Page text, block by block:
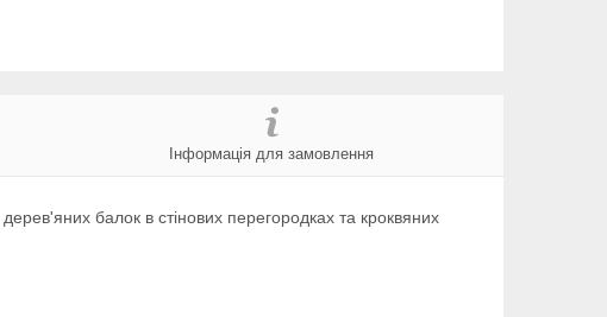
Інформація для замовлення
балок в стінових перегородках та кроквяних